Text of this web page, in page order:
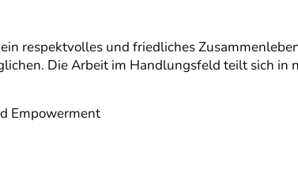
respektvolles und friedliches
Die Arbeit im Handlungsfeld teilt sich in
Empowerment